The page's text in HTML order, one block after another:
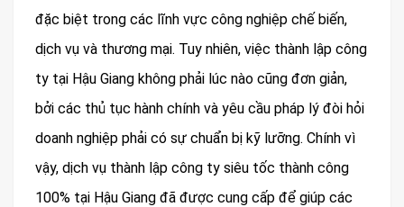
đặc biệt trong các lĩnh vực công nghiệp chế biến,
dịch vụ và thương mại. Tuy nhiên, việc thành lập công
ty tại Hậu Giang không phải lúc nào cũng đơn giản,
bởi các thủ tục hành chính và yêu cầu pháp lý đòi hỏi
doanh nghiệp phải có sự chuẩn bị kỹ lưỡng. Chính vì
vậy, dịch vụ thành lập công ty siêu tốc thành công
100% tại Hậu Giang đã được cung cấp để giúp các